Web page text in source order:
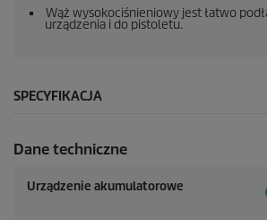
Wąż wysokociśnieniowy jest łatwo
urządzenia i do pistoletu.
SPECYFIKACJA
Dane techniczne
Urządzenie akumulatorowe